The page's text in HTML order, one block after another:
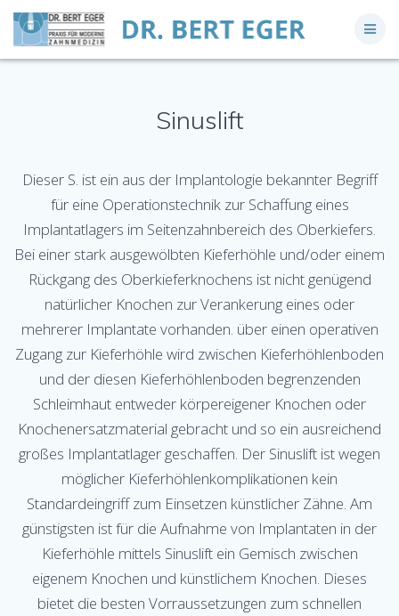
to
Sinuslift
Dieser S. ist ein aus der Implantologie bekannter Begriff
für eine Operationstechnik zur Schaffung eines
Implantatlagers im Seitenzahnbereich des Oberkiefers.
Bei einer stark ausgewölbten Kieferhöhle und/oder einem
Rückgang des Oberkieferknochens ist nicht genügend
natürlicher Knochen zur Verankerung eines oder
mehrerer Implantate vorhanden. über einen operativen
Zugang zur Kieferhöhle wird zwischen Kieferhöhlenboden
und der diesen Kieferhöhlenboden begrenzenden
Schleimhaut entweder körpereigener Knochen oder
Knochenersatzmaterial gebracht und so ein ausreichend
großes Implantatlager geschaffen. Der Sinuslift ist wegen
möglicher Kieferhöhlenkomplikationen kein
Standardeingriff zum Einsetzen künstlicher Zähne. Am
günstigsten ist für die Aufnahme von Implantaten in der
Kieferhöhle mittels Sinuslift ein Gemisch zwischen
eigenem Knochen und künstlichem Knochen. Dieses
bietet die besten Vorraussetzungen zum schnellen